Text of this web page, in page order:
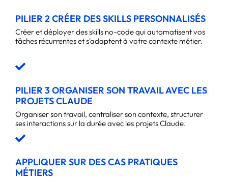
PILIER 2 CRÉER DES SKILLS PERSONNALISÉS
Créer et déployer des skills no-code qui automatisent vos
tâches récurrentes et s'adaptent à votre contexte métier.
PILIER 3 ORGANISER SON TRAVAIL AVEC LES
PROJETS CLAUDE
Organiser son travail, centraliser son contexte, structurer
ses interactions sur la durée avec les projets Claude.
APPLIQUER SUR DES CAS PRATIQUES
MÉTIERS